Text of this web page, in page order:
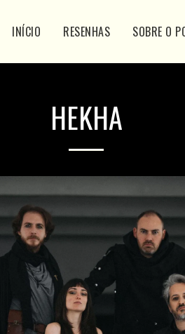
INÍCIO RESENHAS SOBRE O
HEKHA